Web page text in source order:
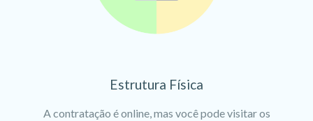
Estrutura Física
A contratação é online, mas você pode visitar os